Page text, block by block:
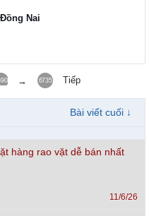
Nai
6391
→ 6735 Tiếp
Bài viết cuối ↓
hàng rao vặt dễ bán nhất
11/6/26